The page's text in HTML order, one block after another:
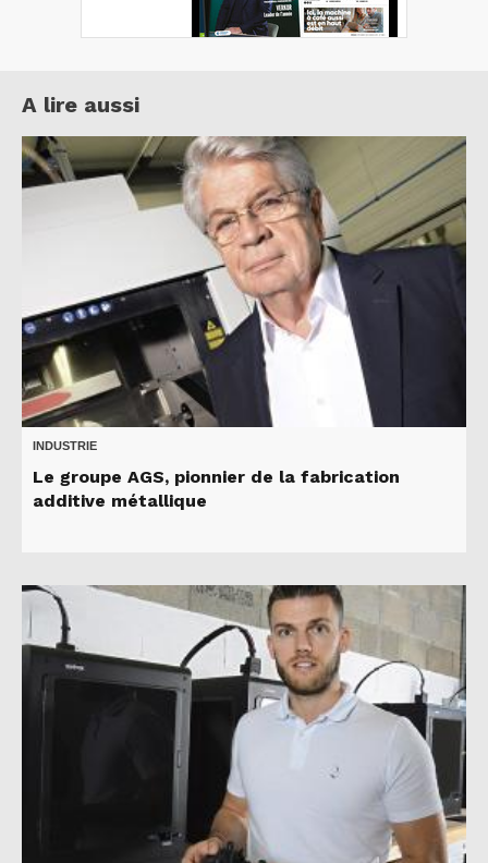
A lire aussi
INDUSTRIE
Le groupe AGS, pionnier de la fabrication
additive métallique